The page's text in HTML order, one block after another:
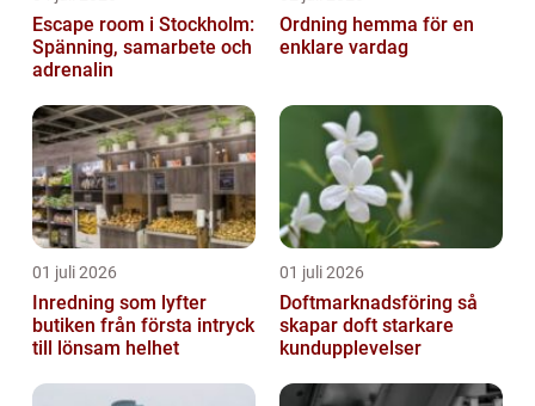
Escape room i Stockholm:
Spänning, samarbete och
adrenalin
Ordning hemma för en
enklare vardag
01 juli 2026
Inredning som lyfter
butiken från första intryck
till lönsam helhet
01 juli 2026
Doftmarknadsföring så
skapar doft starkare
kundupplevelser